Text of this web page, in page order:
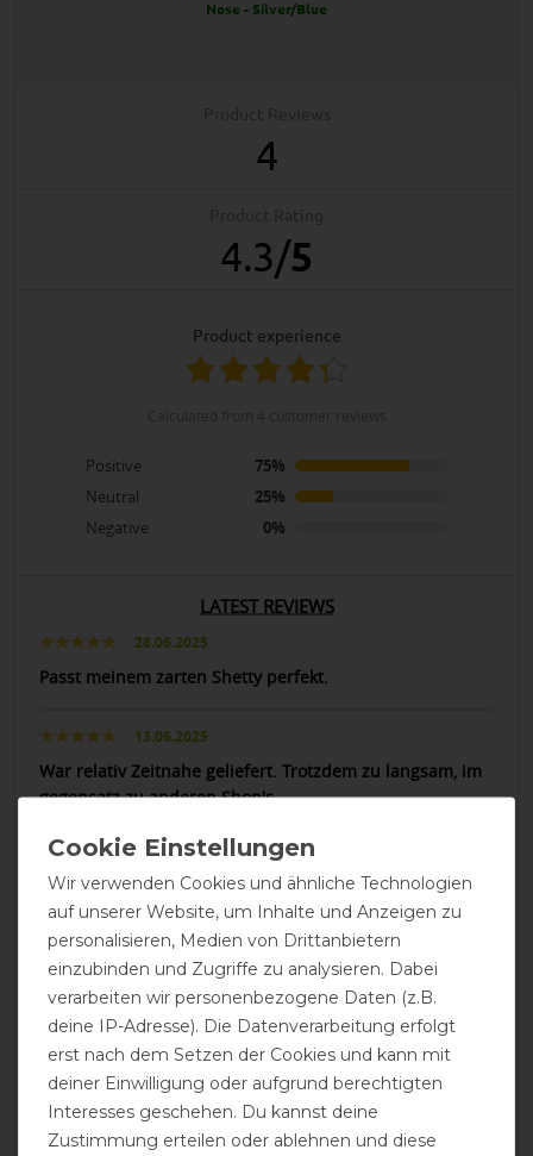
Nose - Silver/Blue
4
4.3/5
product experience
Positive
75%
Neutral
25%
Negative
0%
LATEST REVIEWS
28.06.2025
Passt meinem zarten Shetty perfekt.
13.06.2025
War relativ Zeitnahe geliefert. Trotzdem zu langsam, im
gegensatz zu anderen Shop's.
29.08.2024
Die Maschen sind gegenüber meinen früheren Bucas
Masken größer geworden. Was für einen Ekzemer nicht
gut ist.
27.07.2024
Sehr gute Qualität von Bucas, leider zwei Sterne Abzug
da die Größen xxs und xs nicht passten, bei xxs war der
Backenverschluss 5 cm zu klein ansonsten passte die
Fliegenhaube perfekt, Größe ca war dann viel zu groß.
Schade
Wir verwenden Cookies und ähnliche Technologien
auf unserer Website, um Inhalte und Anzeigen zu
personalisieren, Medien von Drittanbietern
einzubinden und Zugriffe zu analysieren. Dabei
verarbeiten wir personenbezogene Daten (z.B.
deine IP-Adresse). Die Datenverarbeitung erfolgt
erst nach dem Setzen der Cookies und kann mit
deiner Einwilligung oder aufgrund berechtigten
Interesses geschehen. Du kannst deine
Zustimmung erteilen oder ablehnen und diese